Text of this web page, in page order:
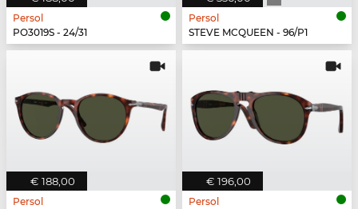
Persol
PO3019S - 24/31
Persol
STEVE MCQUEEN - 96/P1
€ 188,00
Persol
€ 196,00
Persol